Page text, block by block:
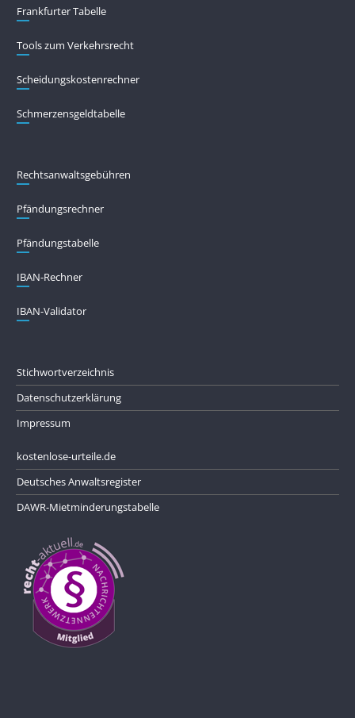
Frankfurter Tabelle
Tools zum Verkehrsrecht
Scheidungskostenrechner
Schmerzensgeldtabelle
Rechtsanwaltsgebühren
Pfändungs­rechner
Pfändungs­tabelle
IBAN-Rechner
IBAN-Validator
Stichwortverzeichnis
Datenschutzerklärung
Impressum
kostenlose-urteile.de
Deutsches Anwaltsregister
DAWR-Mietminderungstabelle